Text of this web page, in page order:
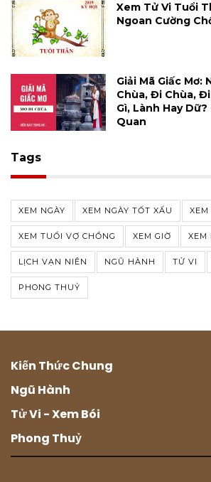
Xem Tử Vi Tuổi
Ngoan Cường
Giải Mã Giấc Mơ:
Chùa, Đi Chùa,
Gì, Lành Hay
Quan
Tags
XEM NGÀY XEM NGÀY TỐT XẤU XEM
XEM TUỔI VỢ CHỒNG XEM GIỜ XEM
LỊCH VẠN NIÊN NGŨ HÀNH TỬ VI
PHONG THUỶ
Kiến Thức Chung
Ngũ Hành
Tử Vi - Xem Bói
Phong Thuỷ